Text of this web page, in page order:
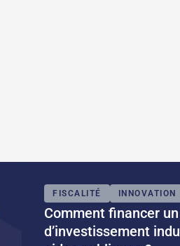
FISCALITÉ INNOVATION
Comment financer
d’investissement